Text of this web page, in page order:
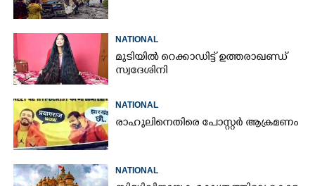
NATIONAL
മുടിയിൽ റെക്കാഡിട്ട് ഉത്തരാഖണ്ഡ്
സ്വദേശിനി
NATIONAL
രാഹുലിനെതിരെ പോസ്റ്റർ ആക്രമണം
NATIONAL